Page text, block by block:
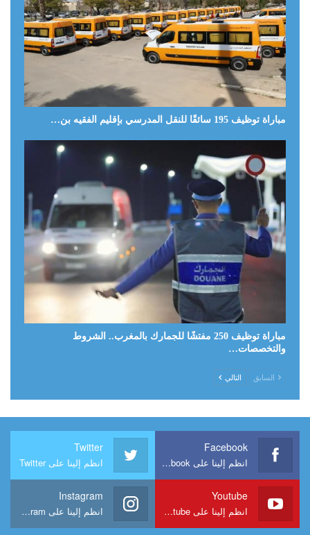
مباراة توظيف 195 سائقًا للنقل المدرسي بإقليم الفقيه بن…
مباراة توظيف 250 مفتشًا للجمارك بالمغرب.. الشروط
والتخصصات…
السابق التالي
Facebook
انظم إلينا على Facebook
Twitter
انظم إلينا على Twitter
Youtube
انظم إلينا على Youtube
Instagram
انظم إلينا على Instagram